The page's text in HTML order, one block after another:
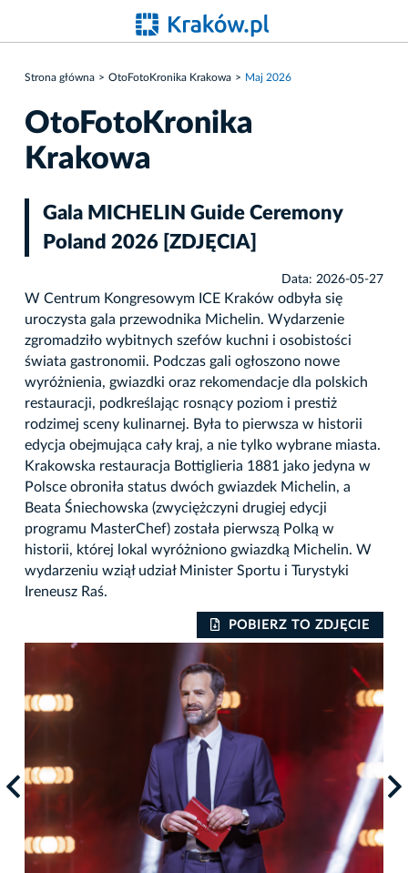
Strona główna OtoFotoKronika Krakowa Maj 2026
OtoFotoKronika
Krakowa
Gala MICHELIN Guide Ceremony
Poland 2026 [ZDJĘCIA]
Data: 2026-05-27
W Centrum Kongresowym ICE Kraków odbyła się
uroczysta gala przewodnika Michelin. Wydarzenie
zgromadziło wybitnych szefów kuchni i osobistości
świata gastronomii. Podczas gali ogłoszono nowe
wyróżnienia, gwiazdki oraz rekomendacje dla polskich
restauracji, podkreślając rosnący poziom i prestiż
rodzimej sceny kulinarnej. Była to pierwsza w historii
edycja obejmująca cały kraj, a nie tylko wybrane miasta.
Krakowska restauracja Bottiglieria 1881 jako jedyna w
Polsce obroniła status dwóch gwiazdek Michelin, a
Beata Śniechowska (zwyciężczyni drugiej edycji
programu MasterChef) została pierwszą Polką w
historii, której lokal wyróżniono gwiazdką Michelin. W
wydarzeniu wziął udział Minister Sportu i Turystyki
Ireneusz Raś.
POBIERZ TO ZDJĘCIE